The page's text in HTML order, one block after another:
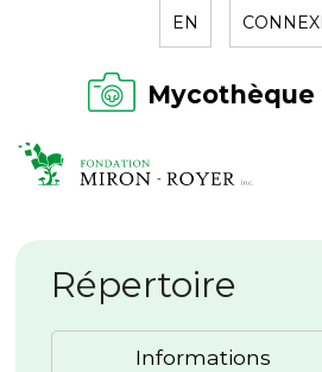
EN
LA FONDATION
NOUVELLES
RÉPERTOIRE
Répertoire
Informations